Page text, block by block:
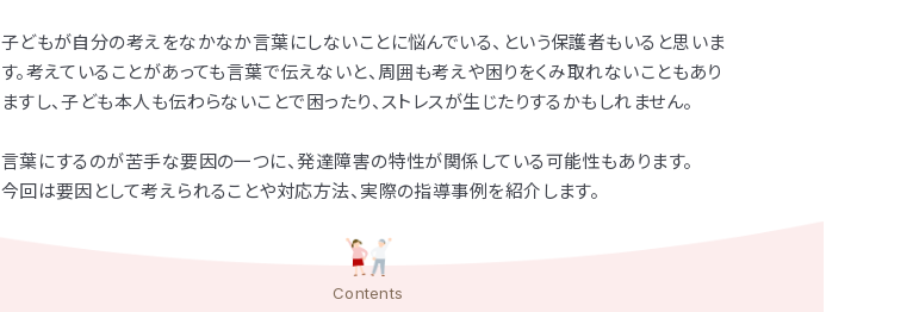
子どもが自分の考えをなかなか言葉にしないことに悩んでいる、という保護者もいると思いま
す。考えていることがあっても言葉で伝えないと、周囲も考えや困りをくみ取れないこともあり
ますし、子ども本人も伝わらないことで困ったり、ストレスが生じたりするかもしれません。
言葉にするのが苦手な要因の一つに、発達障害の特性が関係している可能性もあります。
今回は要因として考えられることや対応方法、実際の指導事例を紹介します。
Contents